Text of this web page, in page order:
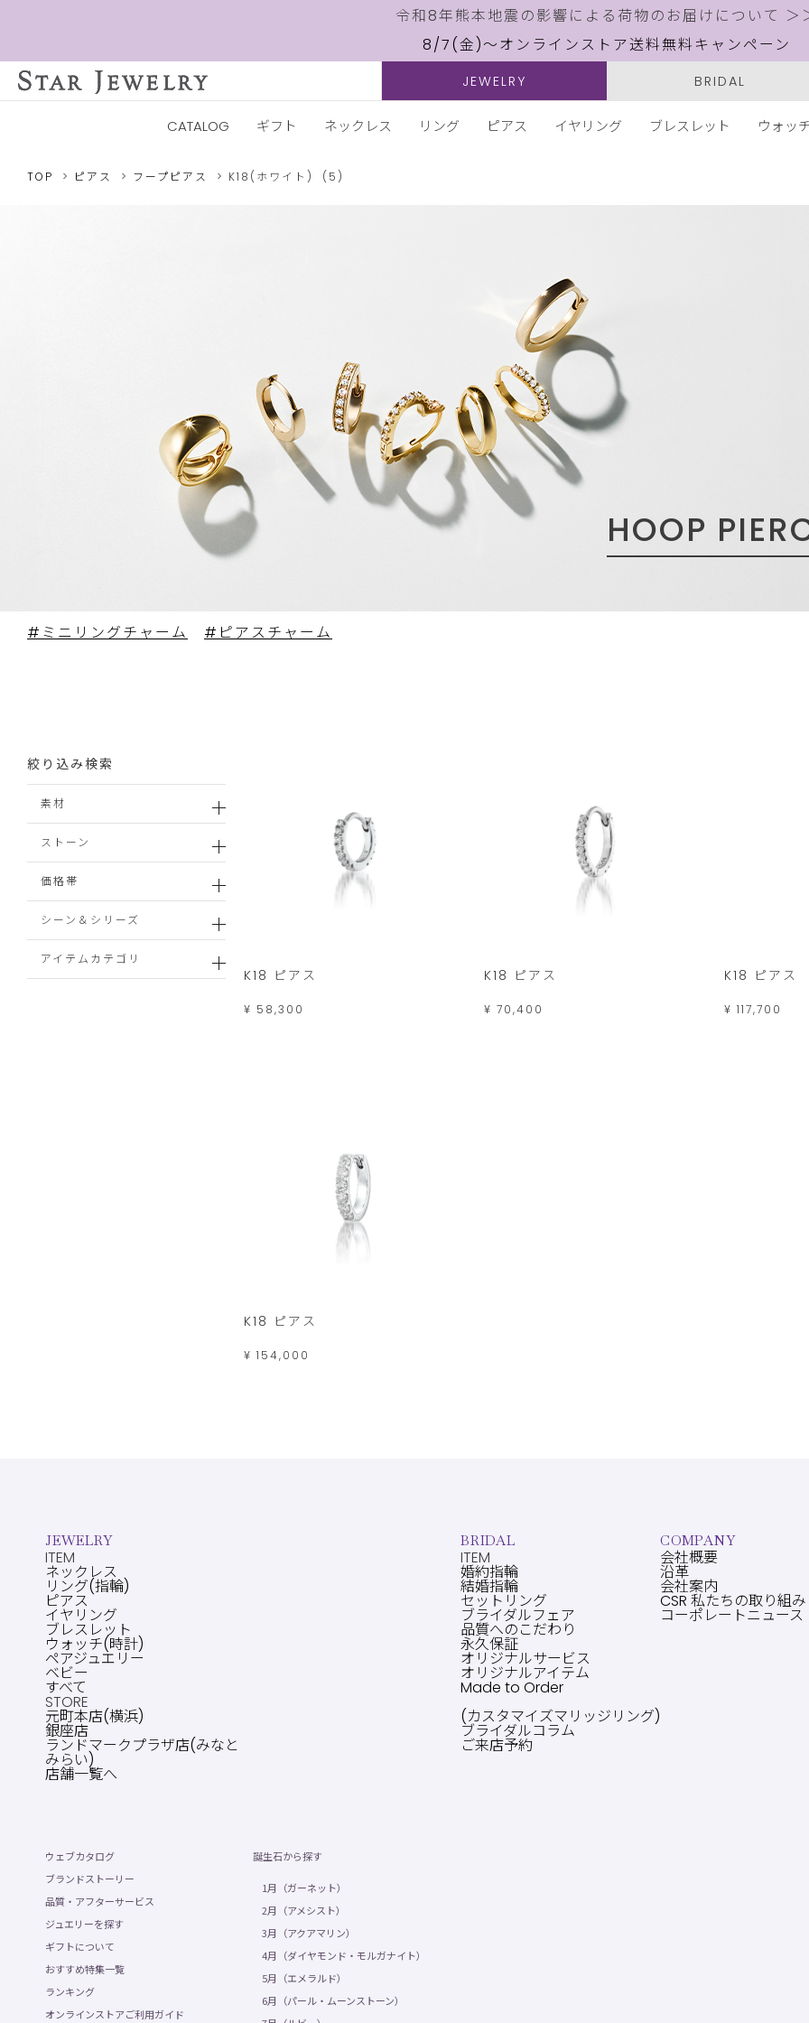
令和8年熊本地震の影響による荷物のお届けについて ＞
8/7(金)～オンラインストア送料無料キャンペーン
JEWELRY BRIDAL
CATALOG ギフト ネックレス リング ピアス イヤリング ブレスレット ウォッ
TOP ピアス フープピアス K18(ホワイト) (5)
HOOP
#ミニリングチャーム #ピアスチャーム
絞り込み検索
素材
ストーン
価格帯
シーン＆シリーズ
アイテムカテゴリ
K18 ピアス
¥ 58,300
K18 ピアス
¥ 70,400
K18 ピアス
¥ 117,700
K18 ピアス
¥ 154,000
JEWELRY
ITEM
ネックレス
リング(指輪)
ピアス
イヤリング
ブレスレット
ウォッチ(時計)
ペアジュエリー
ベビー
すべて
STORE
元町本店(横浜)
銀座店
ランドマークプラザ店(みなと
みらい)
店舗一覧へ
ウェブカタログ
ブランドストーリー
品質・アフターサービス
ジュエリーを探す
ギフトについて
おすすめ特集一覧
ランキング
オンラインストアご利用ガイド
誕生石から探す
1月（ガーネット）
2月（アメシスト）
3月（アクアマリン）
4月（ダイヤモンド・モルガナイト）
5月（エメラルド）
6月（パール・ムーンストーン）
BRIDAL
ITEM
婚約指輪
結婚指輪
セットリング
ブライダルフェア
品質へのこだわり
永久保証
オリジナルサービス
オリジナルアイテム
Made to Order
(カスタマイズマリッジリング)
ブライダルコラム
ご来店予約
COMPANY
会社概要
沿革
会社案内
CSR 私たちの取り組み
コーポレートニュース